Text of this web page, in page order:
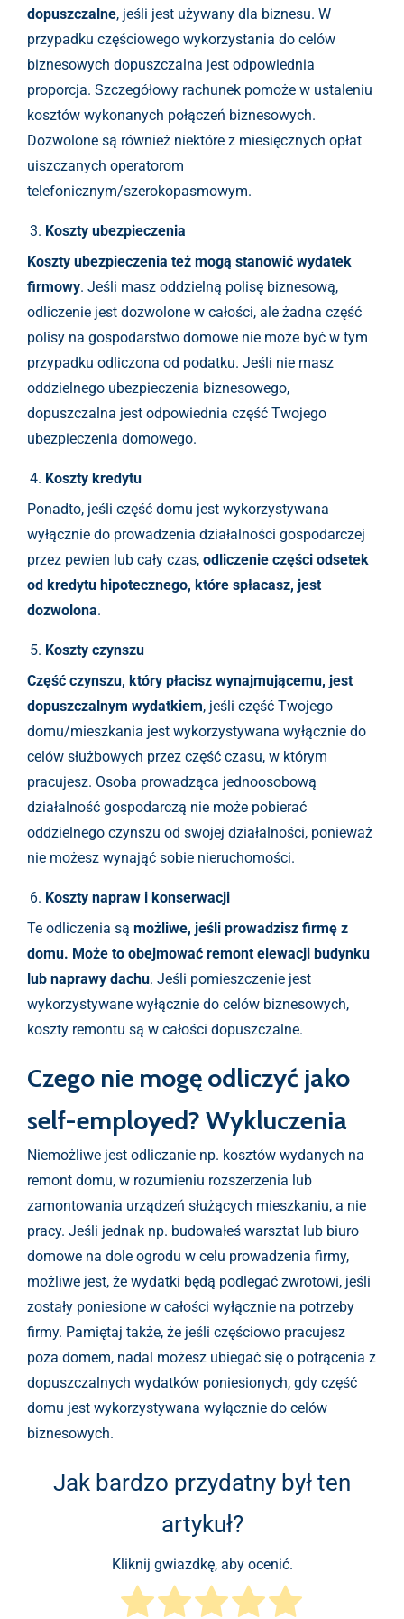
dopuszczalne, jeśli jest używany dla biznesu. W
przypadku częściowego wykorzystania do celów
biznesowych dopuszczalna jest odpowiednia
proporcja. Szczegółowy rachunek pomoże w ustaleniu
kosztów wykonanych połączeń biznesowych.
Dozwolone są również niektóre z miesięcznych opłat
uiszczanych operatorom
telefonicznym/szerokopasmowym.
Koszty ubezpieczenia
Koszty ubezpieczenia też mogą stanowić wydatek
firmowy. Jeśli masz oddzielną polisę biznesową,
odliczenie jest dozwolone w całości, ale żadna część
polisy na gospodarstwo domowe nie może być w tym
przypadku odliczona od podatku. Jeśli nie masz
oddzielnego ubezpieczenia biznesowego,
dopuszczalna jest odpowiednia część Twojego
ubezpieczenia domowego.
Koszty kredytu
Ponadto, jeśli część domu jest wykorzystywana
wyłącznie do prowadzenia działalności gospodarczej
przez pewien lub cały czas, odliczenie części odsetek
od kredytu hipotecznego, które spłacasz, jest
dozwolona.
Koszty czynszu
Część czynszu, który płacisz wynajmującemu, jest
dopuszczalnym wydatkiem, jeśli część Twojego
domu/mieszkania jest wykorzystywana wyłącznie do
celów służbowych przez część czasu, w którym
pracujesz. Osoba prowadząca jednoosobową
działalność gospodarczą nie może pobierać
oddzielnego czynszu od swojej działalności, ponieważ
nie możesz wynająć sobie nieruchomości.
Koszty napraw i konserwacji
Te odliczenia są możliwe, jeśli prowadzisz firmę z
domu. Może to obejmować remont elewacji budynku
lub naprawy dachu. Jeśli pomieszczenie jest
wykorzystywane wyłącznie do celów biznesowych,
koszty remontu są w całości dopuszczalne.
Czego nie mogę odliczyć jako
self-employed? Wykluczenia
Niemożliwe jest odliczanie np. kosztów wydanych na
remont domu, w rozumieniu rozszerzenia lub
zamontowania urządzeń służących mieszkaniu, a nie
pracy. Jeśli jednak np. budowałeś warsztat lub biuro
domowe na dole ogrodu w celu prowadzenia firmy,
możliwe jest, że wydatki będą podlegać zwrotowi, jeśli
zostały poniesione w całości wyłącznie na potrzeby
firmy. Pamiętaj także, że jeśli częściowo pracujesz
poza domem, nadal możesz ubiegać się o potrącenia z
dopuszczalnych wydatków poniesionych, gdy część
domu jest wykorzystywana wyłącznie do celów
biznesowych.
Jak bardzo przydatny był ten
artykuł?
Kliknij gwiazdkę, aby ocenić.